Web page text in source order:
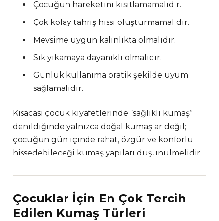
Çocuğun hareketini kısıtlamamalıdır.
Çok kolay tahriş hissi oluşturmamalıdır.
Mevsime uygun kalınlıkta olmalıdır.
Sık yıkamaya dayanıklı olmalıdır.
Günlük kullanıma pratik şekilde uyum
sağlamalıdır.
Kısacası çocuk kıyafetlerinde “sağlıklı kumaş”
denildiğinde yalnızca doğal kumaşlar değil;
çocuğun gün içinde rahat, özgür ve konforlu
hissedebileceği kumaş yapıları düşünülmelidir.
Çocuklar İçin En Çok Tercih
Edilen Kumaş Türleri